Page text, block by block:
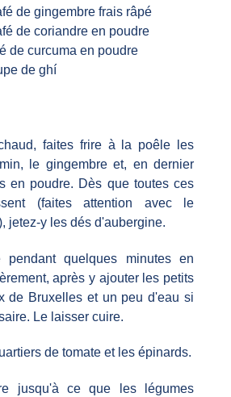
de gingembre frais râpé
de coriandre en poudre
de curcuma en poudre
de ghí
faites frire à la poêle les
le gingembre et, en dernier
en poudre. Dès que toutes ces
(faites attention avec le
jetez-y les dés d'aubergine.
pendant quelques minutes en
après y ajouter les petits
de Bruxelles et un peu d'eau si
Le laisser cuire.
de tomate et les épinards.
jusqu'à ce que les légumes